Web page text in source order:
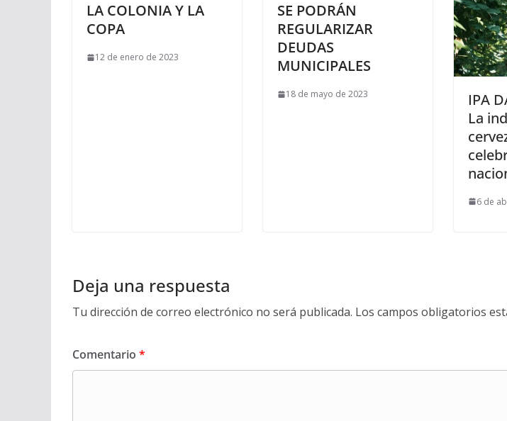
LA COLONIA Y LA
COPA
12 de enero de 2023
SE PODRÁN
REGULARIZAR
DEUDAS
MUNICIPALES
18 de mayo de 2023
IPA
La
6 de
Deja una respuesta
Tu dirección de correo electrónico no será publicada. Los campos obligatorios
Comentario *